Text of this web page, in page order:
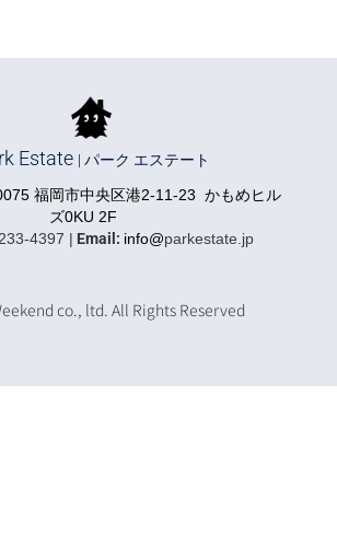
Estate | パーク エステート
福岡市中央区港2-11-23 かもめヒル
ズ0KU 2F
4397 | Email: info@parkestate.jp
co., ltd. All Rights Reserved